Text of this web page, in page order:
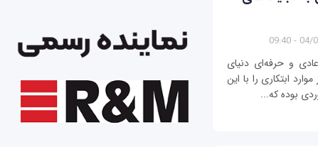
04/
و حرفه‌ای دنیای
ابتکاری را با این
بوده که...